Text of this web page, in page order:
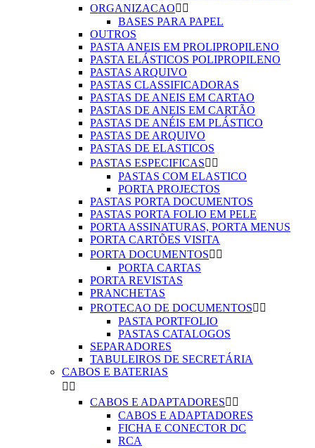
ORGANIZACAO 
BASES PARA PAPEL
OUTROS
PASTA ANEIS EM PROLIPROPILENO
PASTA ELÁSTICOS POLIPROPILENO
PASTAS ARQUIVO
PASTAS CLASSIFICADORAS
PASTAS DE ANEIS EM CARTAO
PASTAS DE ANEIS EM CARTÃO
PASTAS DE ANÉIS EM PLÁSTICO
PASTAS DE ARQUIVO
PASTAS DE ELASTICOS
PASTAS ESPECIFICAS 
PASTAS COM ELASTICO
PORTA PROJECTOS
PASTAS PORTA DOCUMENTOS
PASTAS PORTA FOLIO EM PELE
PORTA ASSINATURAS, PORTA MENUS
PORTA CARTÕES VISITA
PORTA DOCUMENTOS 
PORTA CARTAS
PORTA REVISTAS
PRANCHETAS
PROTECAO DE DOCUMENTOS 
PASTA PORTFOLIO
PASTAS CATALOGOS
SEPARADORES
TABULEIROS DE SECRETÁRIA
CABOS E BATERIAS
 
CABOS E ADAPTADORES 
CABOS E ADAPTADORES
FICHA E CONECTOR DC
RCA